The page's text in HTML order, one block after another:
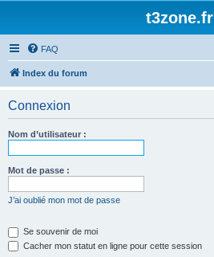
t3zone.fr
FAQ
Index du forum
Connexion
Nom d’utilisateur :
Mot de passe :
J’ai oublié mon mot de passe
Se souvenir de moi
Cacher mon statut en ligne pour cette session